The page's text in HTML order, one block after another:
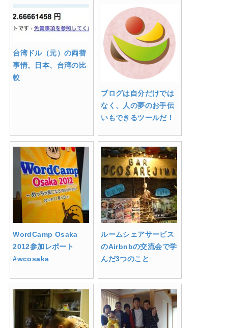
台湾ドル（元）の両替
事情。日本、台湾の比
較
ブログは自分だけでは
なく、人の夢のお手伝
いもできるツールだ！
WordCamp Osaka
2012参加レポート
#wcosaka
ルームシェアサービス
のAirbnbの交流会で学
んだ3つのこと